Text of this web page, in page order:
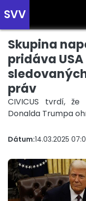
SVV
Prehľad správ
Zobrazte si správy
prehľad o dianí vo
Slovensko
Skupina
pridáva
práv
CIVICUS tvrdí,
Donalda Trumpa
Dátum:14.03.2025